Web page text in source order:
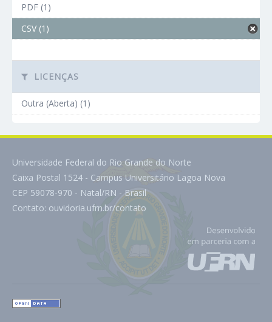
PDF (1)
CSV (1)
LICENÇAS
Outra (Aberta) (1)
Universidade Federal do Rio Grande do Norte
Caixa Postal 1524 - Campus Universitário Lagoa Nova
CEP 59078-970 - Natal/RN - Brasil
Contato: ouvidoria.ufrn.br/contato